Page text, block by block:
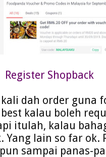
Register Shopback
dah order guna
kalau boleh
itulah, kalau
lain so far ok.
sampai panas-